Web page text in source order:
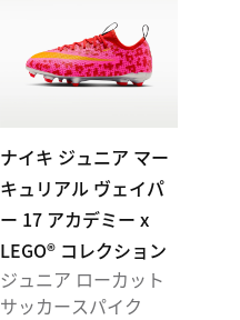
ナイキ ジュニア マー
キュリアル ヴェイパ
ー 17 アカデミー x
LEGO® コレクション
ジュニア ローカット
サッカースパイク